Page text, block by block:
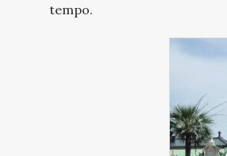
tempo.